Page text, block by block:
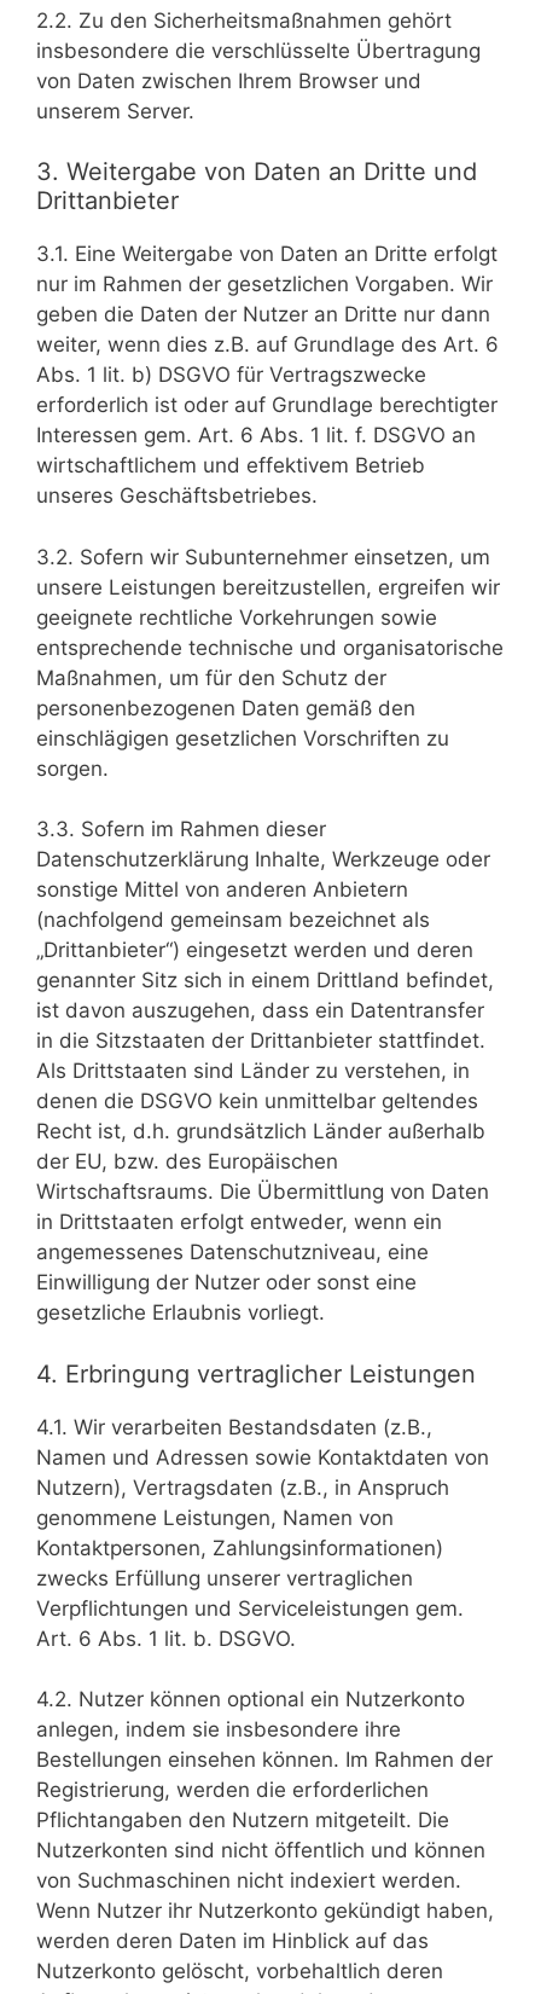
2.2. Zu den Sicherheitsmaßnahmen gehört
insbesondere die verschlüsselte Übertragung
von Daten zwischen Ihrem Browser und
unserem Server.
3. Weitergabe von Daten an Dritte und
Drittanbieter
3.1. Eine Weitergabe von Daten an Dritte erfolgt
nur im Rahmen der gesetzlichen Vorgaben. Wir
geben die Daten der Nutzer an Dritte nur dann
weiter, wenn dies z.B. auf Grundlage des Art. 6
Abs. 1 lit. b) DSGVO für Vertragszwecke
erforderlich ist oder auf Grundlage berechtigter
Interessen gem. Art. 6 Abs. 1 lit. f. DSGVO an
wirtschaftlichem und effektivem Betrieb
unseres Geschäftsbetriebes.
3.2. Sofern wir Subunternehmer einsetzen, um
unsere Leistungen bereitzustellen, ergreifen wir
geeignete rechtliche Vorkehrungen sowie
entsprechende technische und organisatorische
Maßnahmen, um für den Schutz der
personenbezogenen Daten gemäß den
einschlägigen gesetzlichen Vorschriften zu
sorgen.
3.3. Sofern im Rahmen dieser
Datenschutzerklärung Inhalte, Werkzeuge oder
sonstige Mittel von anderen Anbietern
(nachfolgend gemeinsam bezeichnet als
„Drittanbieter“) eingesetzt werden und deren
genannter Sitz sich in einem Drittland befindet,
ist davon auszugehen, dass ein Datentransfer
in die Sitzstaaten der Drittanbieter stattfindet.
Als Drittstaaten sind Länder zu verstehen, in
denen die DSGVO kein unmittelbar geltendes
Recht ist, d.h. grundsätzlich Länder außerhalb
der EU, bzw. des Europäischen
Wirtschaftsraums. Die Übermittlung von Daten
in Drittstaaten erfolgt entweder, wenn ein
angemessenes Datenschutzniveau, eine
Einwilligung der Nutzer oder sonst eine
gesetzliche Erlaubnis vorliegt.
4. Erbringung vertraglicher Leistungen
4.1. Wir verarbeiten Bestandsdaten (z.B.,
Namen und Adressen sowie Kontaktdaten von
Nutzern), Vertragsdaten (z.B., in Anspruch
genommene Leistungen, Namen von
Kontaktpersonen, Zahlungsinformationen)
zwecks Erfüllung unserer vertraglichen
Verpflichtungen und Serviceleistungen gem.
Art. 6 Abs. 1 lit. b. DSGVO.
4.2. Nutzer können optional ein Nutzerkonto
anlegen, indem sie insbesondere ihre
Bestellungen einsehen können. Im Rahmen der
Registrierung, werden die erforderlichen
Pflichtangaben den Nutzern mitgeteilt. Die
Nutzerkonten sind nicht öffentlich und können
von Suchmaschinen nicht indexiert werden.
Wenn Nutzer ihr Nutzerkonto gekündigt haben,
werden deren Daten im Hinblick auf das
Nutzerkonto gelöscht, vorbehaltlich deren